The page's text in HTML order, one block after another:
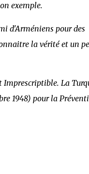
exemple.
d'Arméniens pour des
la vérité et un
Imprescriptible. La
1948) pour la